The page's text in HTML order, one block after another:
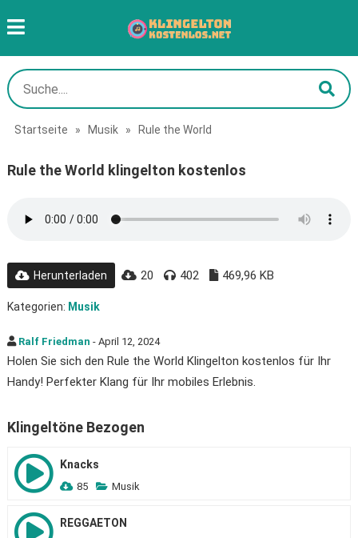
Startseite » Musik » Rule the World
Rule the World klingelton kostenlos
Herunterladen 20 402 469,96 KB
Kategorien: Musik
Ralf Friedman - April 12, 2024
Holen Sie sich den Rule the World Klingelton kostenlos für Ihr
Handy! Perfekter Klang für Ihr mobiles Erlebnis.
Klingeltöne Bezogen
Knacks
85 Musik
REGGAETON